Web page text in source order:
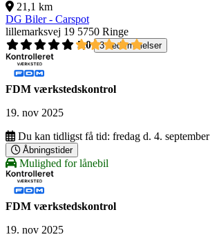
21,1 km
DG Biler - Carspot
lillemarksvej 19 5750 Ringe
5,0
3 bedømmelser
FDM værkstedskontrol
19. nov 2025
Du kan tidligst få tid: fredag d. 4. september
Åbningstider
Mulighed for lånebil
FDM værkstedskontrol
19. nov 2025